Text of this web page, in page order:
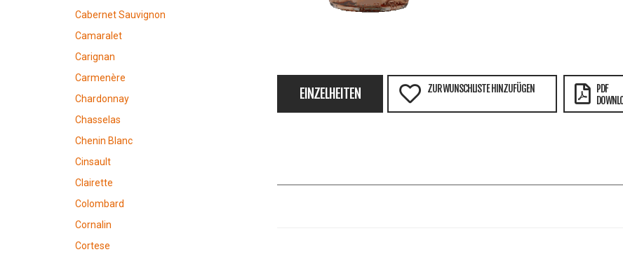
Cabernet Sauvignon
Camaralet
Carignan
Carmenère
Chardonnay
Chasselas
Chenin Blanc
Cinsault
Clairette
Colombard
Cornalin
Cortese
EINZELHEITEN ZUR WUNSCHLISTE HINZUFÜGEN
PDF